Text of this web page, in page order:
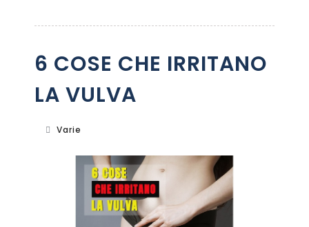
6 COSE CHE IRRITANO
LA VULVA
Varie